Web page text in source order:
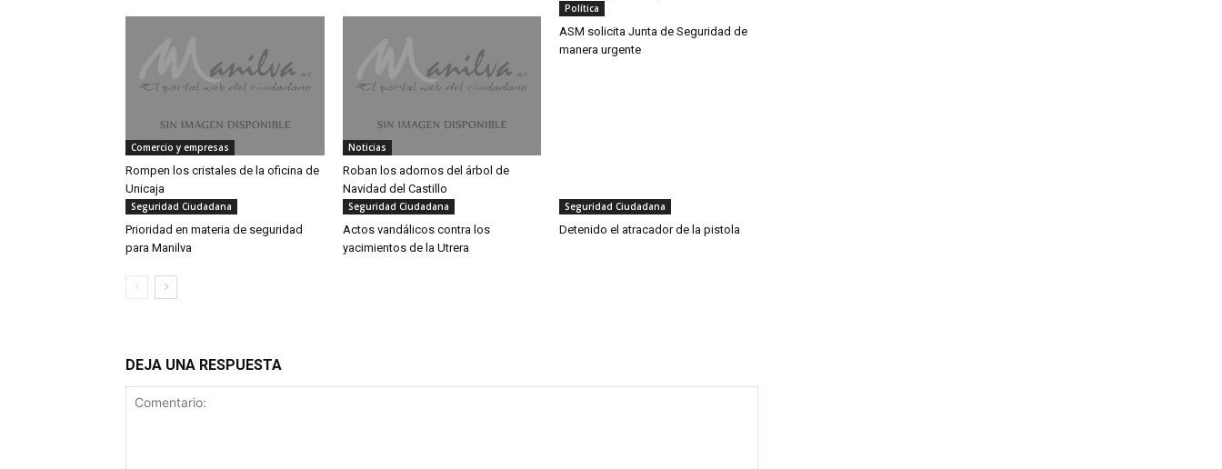
Comercio y empresas
Rompen los cristales de la oficina de
Unicaja
Noticias
Roban los adornos del árbol de
Navidad del Castillo
Política
ASM solicita Junta de Seguridad de
manera urgente
Seguridad Ciudadana
Prioridad en materia de seguridad
para Manilva
Seguridad Ciudadana
Actos vandálicos contra los
yacimientos de la Utrera
Seguridad Ciudadana
Detenido el atracador de la pistola
DEJA UNA RESPUESTA